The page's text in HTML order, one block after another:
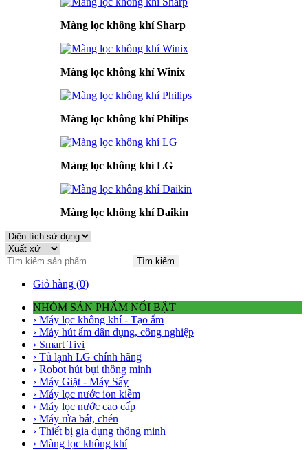
Màng lọc không khí Sharp
Màng lọc không khí Winix
Màng lọc không khí Philips
Màng lọc không khí LG
Màng lọc không khí Daikin
Tìm kiếm
Giỏ hàng (0)
NHÓM SẢN PHẨM NỔI BẬT
› Máy lọc không khí - Tạo ẩm
› Máy hút ẩm dân dụng, công nghiệp
› Smart Tivi
› Tủ lạnh LG chính hãng
› Robot hút bụi thông minh
› Máy Giặt - Máy Sấy
› Máy lọc nước ion kiềm
› Máy lọc nước cao cấp
› Máy rửa bát, chén
› Thiết bị gia dụng thông minh
› Màng lọc không khí